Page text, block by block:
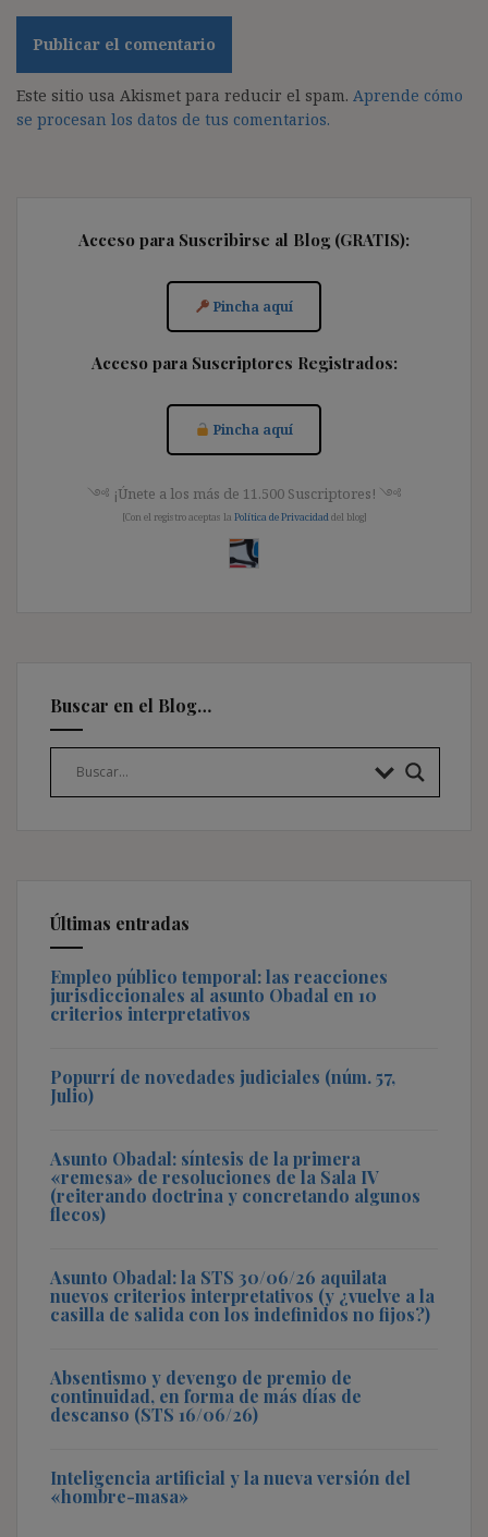
Este sitio usa Akismet para reducir el spam. Aprende cómo
se procesan los datos de tus comentarios.
Acceso para Suscribirse al Blog (GRATIS):
Pincha aquí
Acceso para Suscriptores Registrados:
Pincha aquí
༺ ¡Únete a los más de 11.500 Suscriptores! ༺
[Con el registro aceptas la Política de Privacidaddel blog]
Buscar en el Blog…
Últimas entradas
Empleo público temporal: las reacciones
jurisdiccionales al asunto Obadal en 10
criterios interpretativos
Popurrí de novedades judiciales (núm. 57,
Julio)
Asunto Obadal: síntesis de la primera
«remesa» de resoluciones de la Sala IV
(reiterando doctrina y concretando algunos
flecos)
Asunto Obadal: la STS 30/06/26 aquilata
nuevos criterios interpretativos (y ¿vuelve a la
casilla de salida con los indefinidos no fijos?)
Absentismo y devengo de premio de
continuidad, en forma de más días de
descanso (STS 16/06/26)
Inteligencia artificial y la nueva versión del
«hombre-masa»